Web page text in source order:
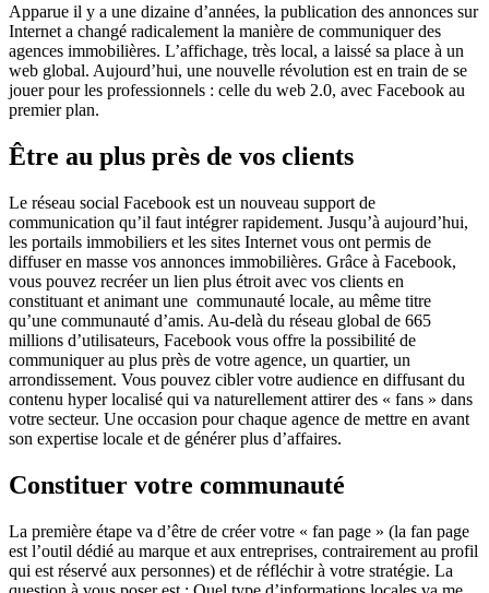
Apparue il y a une dizaine d’années, la publication des annonces sur
Internet a changé radicalement la manière de communiquer des
agences immobilières. L’affichage, très local, a laissé sa place à un
web global. Aujourd’hui, une nouvelle révolution est en train de se
jouer pour les professionnels : celle du web 2.0, avec Facebook au
premier plan.
Être au plus près de vos clients
Le réseau social Facebook est un nouveau support de
communication qu’il faut intégrer rapidement. Jusqu’à aujourd’hui,
les portails immobiliers et les sites Internet vous ont permis de
diffuser en masse vos annonces immobilières. Grâce à Facebook,
vous pouvez recréer un lien plus étroit avec vos clients en
constituant et animant une communauté locale, au même titre
qu’une communauté d’amis. Au-delà du réseau global de 665
millions d’utilisateurs, Facebook vous offre la possibilité de
communiquer au plus près de votre agence, un quartier, un
arrondissement. Vous pouvez cibler votre audience en diffusant du
contenu hyper localisé qui va naturellement attirer des « fans » dans
votre secteur. Une occasion pour chaque agence de mettre en avant
son expertise locale et de générer plus d’affaires.
Constituer votre communauté
La première étape va d’être de créer votre « fan page » (la fan page
est l’outil dédié au marque et aux entreprises, contrairement au profil
qui est réservé aux personnes) et de réfléchir à votre stratégie. La